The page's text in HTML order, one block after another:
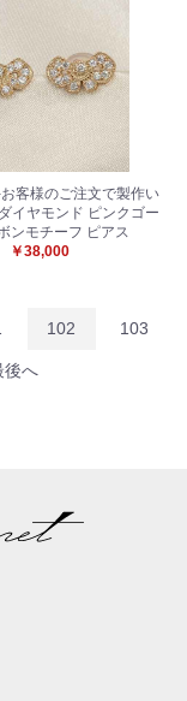
お客様のご注文で製作い
イヤモンド ピンクゴー
ンモチーフ ピアス
￥38,000
102 103
後へ